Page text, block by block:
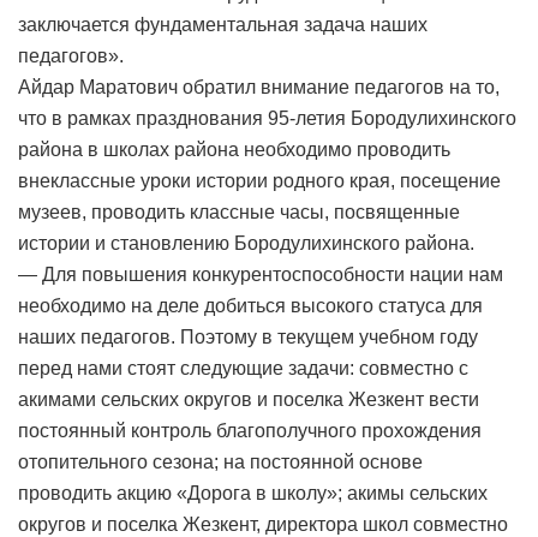
заключается фундаментальная задача наших
педагогов».
Айдар Маратович обратил внимание педагогов на то,
что в рамках празднования 95-летия Бородулихинского
района в школах района необходимо проводить
внеклассные уроки истории родного края, посещение
музеев, проводить классные часы, посвященные
истории и становлению Бородулихинского района.
— Для повышения конкурентоспособности нации нам
необходимо на деле добиться высокого статуса для
наших педагогов. Поэтому в текущем учебном году
перед нами стоят следующие задачи: совместно с
акимами сельских округов и поселка Жезкент вести
постоянный контроль благополучного прохождения
отопительного сезона; на постоянной основе
проводить акцию «Дорога в школу»; акимы сельских
округов и поселка Жезкент, директора школ совместно